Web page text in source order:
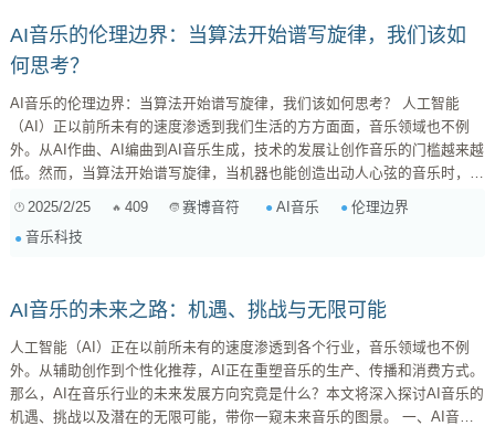
AI音乐的伦理边界：当算法开始谱写旋律，我们该如
何思考？
AI音乐的伦理边界：当算法开始谱写旋律，我们该如何思考？ 人工智能
（AI）正以前所未有的速度渗透到我们生活的方方面面，音乐领域也不例
外。从AI作曲、AI编曲到AI音乐生成，技术的发展让创作音乐的门槛越来越
低。然而，当算法开始谱写旋律，当机器也能创造出动人心弦的音乐时，一
潜在的挑战，并尝试为未来的发展方向提供一些思考。 一、AI音乐的崛
起：机遇与挑战并存 AI音乐并非横空出世，而是经历了漫长的发展过程。
2025/2/25 409 赛博音符 AI音乐
伦理边界
音乐科技
AI音乐的未来之路：机遇、挑战与无限可能
人工智能（AI）正在以前所未有的速度渗透到各个行业，音乐领域也不例
外。从辅助创作到个性化推荐，AI正在重塑音乐的生产、传播和消费方式。
那么，AI在音乐行业的未来发展方向究竟是什么？本文将深入探讨AI音乐的
机遇、挑战以及潜在的无限可能，带你一窥未来音乐的图景。 一、AI音乐